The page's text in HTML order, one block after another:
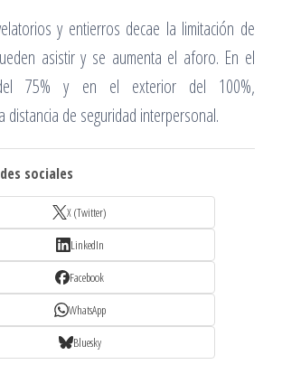
y entierros decae la limitación de
asistir y se aumenta el aforo. En el
75% y en el exterior del 100%,
distancia de seguridad interpersonal.
sociales
X (Twitter)
LinkedIn
Facebook
WhatsApp
Bluesky